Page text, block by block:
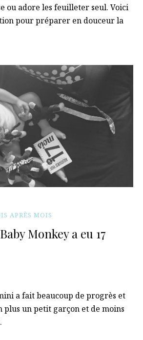
ou adore les feuilleter seul. Voici
pour préparer en douceur la
APRÈS MOIS
Monkey a eu 17
a fait beaucoup de progrès et
plus un petit garçon et de moins